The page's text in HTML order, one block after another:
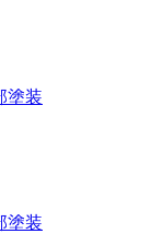
塗装
塗装